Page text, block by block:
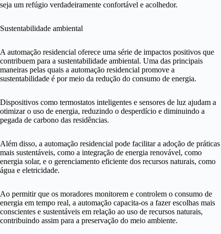
seja um refúgio verdadeiramente confortável e acolhedor.
Sustentabilidade ambiental
A automação residencial oferece uma série de impactos positivos que
contribuem para a sustentabilidade ambiental. Uma das principais
maneiras pelas quais a automação residencial promove a
sustentabilidade é por meio da redução do consumo de energia.
Dispositivos como termostatos inteligentes e sensores de luz ajudam a
otimizar o uso de energia, reduzindo o desperdício e diminuindo a
pegada de carbono das residências.
Além disso, a automação residencial pode facilitar a adoção de práticas
mais sustentáveis, como a integração de energia renovável, como
energia solar, e o gerenciamento eficiente dos recursos naturais, como
água e eletricidade.
Ao permitir que os moradores monitorem e controlem o consumo de
energia em tempo real, a automação capacita-os a fazer escolhas mais
conscientes e sustentáveis em relação ao uso de recursos naturais,
contribuindo assim para a preservação do meio ambiente.